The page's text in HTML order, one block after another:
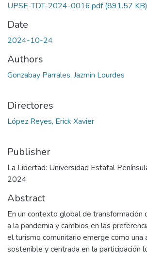
UPSE-TDT-2024-0016.pdf(891.57 KB)
Date
2024-10-24
Authors
Gonzabay Parrales, Jazmin Lourdes
Directores
López Reyes, Erick Xavier
Publisher
La Libertad: Universidad Estatal
2024
Abstract
En un contexto global de transformación
a la pandemia y cambios en las
el turismo comunitario emerge como una
sostenible y centrada en la participación